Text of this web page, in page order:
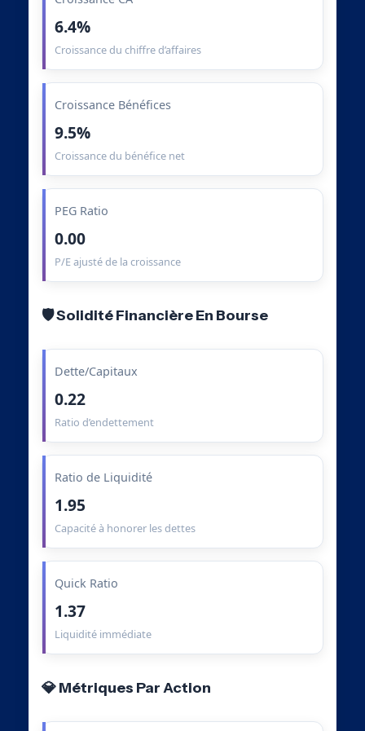
6.4%
Croissance du chiffre d’affaires
Croissance Bénéfices
9.5%
Croissance du bénéfice net
PEG Ratio
0.00
P/E ajusté de la croissance
🛡️ Solidité Financière En Bourse
Dette/Capitaux
0.22
Ratio d’endettement
Ratio de Liquidité
1.95
Capacité à honorer les dettes
Quick Ratio
1.37
Liquidité immédiate
💎 Métriques Par Action